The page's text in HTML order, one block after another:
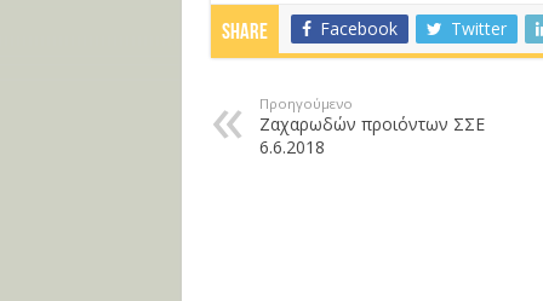
Share Facebook Twitter
Προηγούμενο
Ζαχαρωδών προιόντων ΣΣΕ
6.6.2018